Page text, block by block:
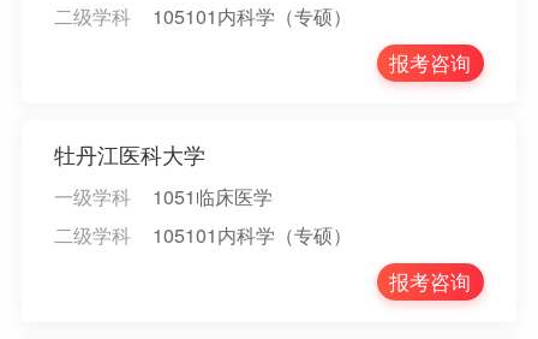
二级学科
105101内科学（专硕）
报考咨询
牡丹江医科大学
一级学科
1051临床医学
二级学科
105101内科学（专硕）
报考咨询